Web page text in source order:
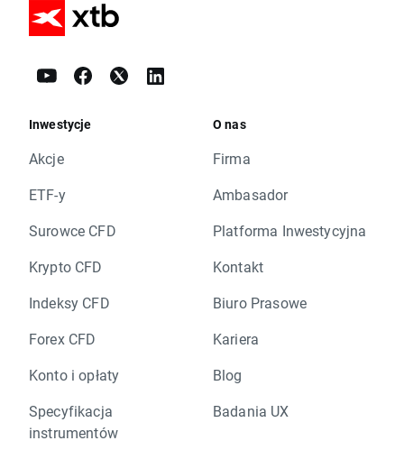
Inwestycje
Akcje
ETF-y
Surowce CFD
Krypto CFD
Indeksy CFD
Forex CFD
Konto i opłaty
Specyfikacja
instrumentów
O nas
Firma
Ambasador
Platforma Inwestycyjna
Kontakt
Biuro Prasowe
Kariera
Blog
Badania UX